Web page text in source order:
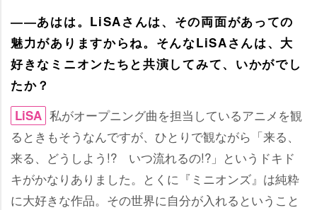
――あはは。LiSAさんは、その両面があっての
魅力がありますからね。そんなLiSAさんは、大
好きなミニオンたちと共演してみて、いかがでし
たか？
LiSA 私がオープニング曲を担当しているアニメを観
るときもそうなんですが、ひとりで観ながら「来る、
来る、どうしよう!? いつ流れるの!?」というドキド
キがかなりありました。とくに『ミニオンズ』は純粋
に大好きな作品。その世界に自分が入れるということ